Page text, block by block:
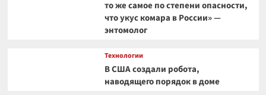
то же самое по степени опасности,
что укус комара в России» —
энтомолог
Технологии
В США создали робота,
наводящего порядок в доме